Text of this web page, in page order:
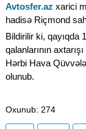
Avtosfer.az xarici
hadisə Riçmond
Bildirilir ki, qayıqda
qalanlarının
Hərbi Hava
olunub.
Oxunub: 274